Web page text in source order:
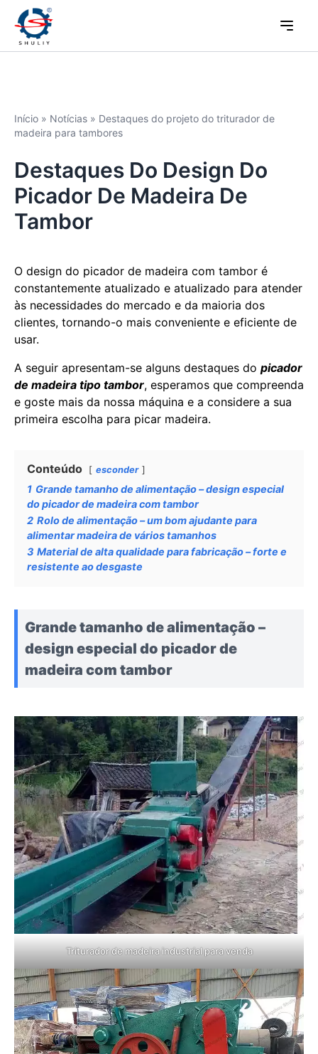
Início » Notícias » Destaques do projeto do triturador de
madeira para tambores
Destaques Do Design Do
Picador De Madeira De
Tambor
O design do picador de madeira com tambor é
constantemente atualizado e atualizado para atender
às necessidades do mercado e da maioria dos
clientes, tornando-o mais conveniente e eficiente de
usar.
A seguir apresentam-se alguns destaques do picador
de madeira tipo tambor, esperamos que compreenda
e goste mais da nossa máquina e a considere a sua
primeira escolha para picar madeira.
Conteúdo esconder
1 Grande tamanho de alimentação – design especial
do picador de madeira com tambor
2 Rolo de alimentação – um bom ajudante para
alimentar madeira de vários tamanhos
3 Material de alta qualidade para fabricação – forte e
resistente ao desgaste
Grande tamanho de alimentação –
design especial do picador de
madeira com tambor
Triturador de madeira industrial para venda